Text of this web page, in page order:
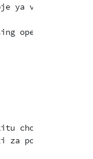
ya vitufe au
chochote
za polisi za